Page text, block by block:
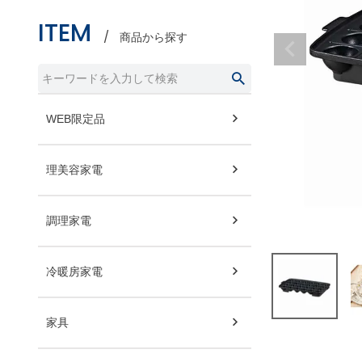
ITEM 商品から探す
WEB限定品
理美容家電
調理家電
冷暖房家電
家具